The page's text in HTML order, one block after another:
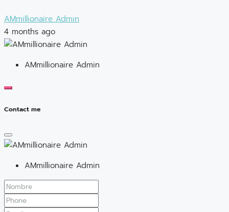
AMmillionaire Admin
4 months ago
AMmillionaire Admin
Contact me
AMmillionaire Admin